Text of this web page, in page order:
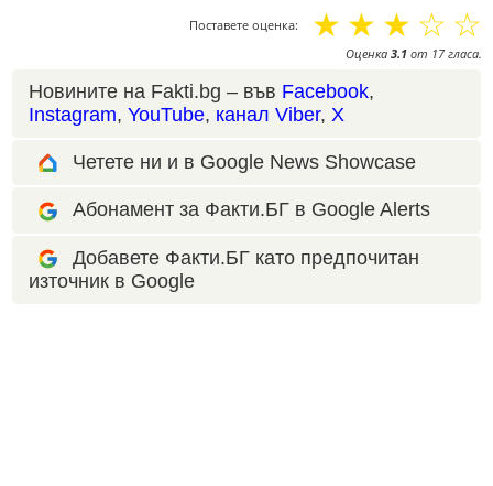
Поставете оценка: ☆
☆
☆
☆
☆
Оценка 3.1 от 17 гласа.
Новините на Fakti.bg – във Facebook,
Instagram, YouTube, канал Viber, X
Четете ни и в Google News Showcase
Абонамент за Факти.БГ в Google Alerts
Добавете Факти.БГ като предпочитан
източник в Google